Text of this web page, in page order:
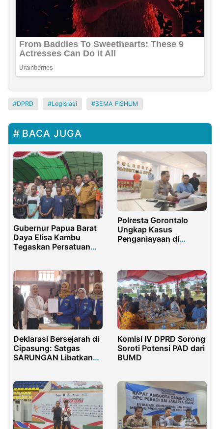
DPRD Legislasi SEMA FISHUM
BACA JUGA
Gubernur Papua Barat
Daya Elisa Kambu
Tegaskan Persatuan
Syukuran Pelantikan
Polresta Gorontalo
Ungkap Kasus
Penganiayaan di
Deklarasi Bersejarah di
Cipasung: Satgas
SARUNGAN Libatkan
Komisi IV DPRD Sorong
Soroti Potensi PAD dari
BUMD